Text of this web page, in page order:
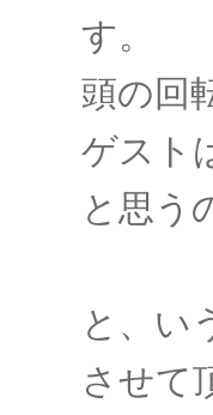
す。
頭の回
ゲスト
と思う
と、い
させて